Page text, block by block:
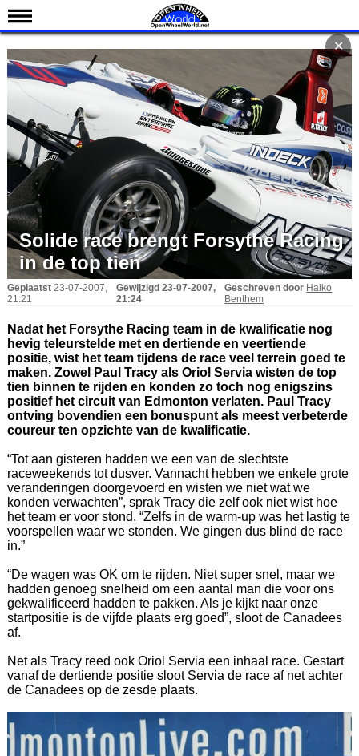
Nieuws
Kalender
Uitslagen
Standen
Coureurs
Teams
IndyCar 101
Indy 500
English
Solide race brengt Forsythe Racing
in de top tien
Geplaatst 23-07-2007,
21:21
Gewijzigd 23-07-2007,
21:24
Geschreven door Haiko
Benthem
Nadat het Forsythe Racing team in de kwalificatie nog
hevig teleurstelde met en dertiende en veertiende
positie, wist het team tijdens de race veel terrein goed te
maken. Zowel Paul Tracy als Oriol Servia wisten de top
tien binnen te rijden en konden zo toch nog enigszins
positief het circuit van Edmonton verlaten. Paul Tracy
ontving bovendien een bonuspunt als meest verbeterde
coureur ten opzichte van de kwalificatie.
“Tot aan gisteren hadden we een van de slechtste
raceweekends tot dusver. Vannacht hebben we enkele grote
veranderingen doorgevoerd en wisten we niet wat we
konden verwachten”, sprak Tracy die zelf ook niet wist hoe
het team er voor stond. “Zelfs in de warm-up was het lastig te
voorspellen waar we stonden. We gingen dus blind de race
in.”
“De wagen was OK om te rijden. Niet super snel, maar we
hadden genoeg snelheid om een aantal man die voor ons
gekwalificeerd hadden te pakken. Als je kijkt naar onze
startpositie is de vijfde plaats erg goed”, sloot de Canadees
af.
Net als Tracy reed ook Oriol Servia een inhaal race. Gestart
vanaf de dertiende positie sloot Servia de race af net achter
de Canadees op de zesde plaats.
✕